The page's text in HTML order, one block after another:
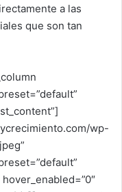
a las
que son tan
wp-